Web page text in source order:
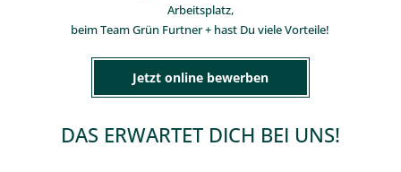
Arbeitsplatz,
beim Team Grün Furtner + hast Du viele Vorteile!
Jetzt online bewerben
DAS ERWARTET DICH BEI UNS!